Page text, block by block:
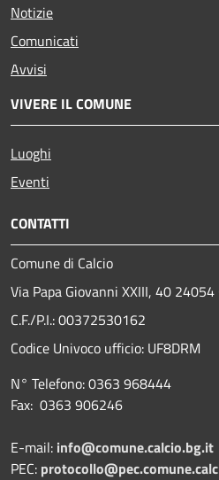
Notizie
Comunicati
Avvisi
VIVERE IL COMUNE
Luoghi
Eventi
CONTATTI
Comune di Calcio
Via Papa Giovanni XXIII, 40 24054
C.F./P.I.: 00372530162
Codice Univoco ufficio: UF8DRM
N° Telefono: 0363 968444
Fax: 0363 906246
E-mail: info@comune.calcio.bg.it
PEC: